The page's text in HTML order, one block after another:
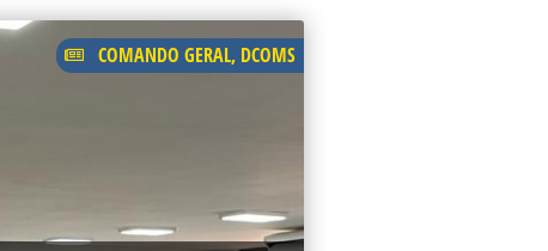
COMANDO GERAL, DCOMS